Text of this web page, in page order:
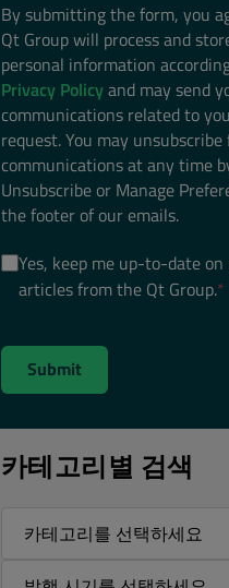
By submitting the form, you
Qt Group will process and
personal information
Privacy Policyand may send
communications related to
request. You may
communications at any time
Unsubscribe or Manage
the footer of our emails.
Yes, keep me up-to-date
articles from the Qt Group.*
카테고리별 검색